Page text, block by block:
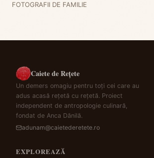
FOTOGRAFII DE FAMILIE
Caiete de Rețete
Un demers omagiu pentru toți cei care au
adus acasă rețetă cu rețetă. Proiect
independent de antropologie culinară,
fondat de Anca Dănilă.
adunam@caietederetete.ro
EXPLOREAZĂ